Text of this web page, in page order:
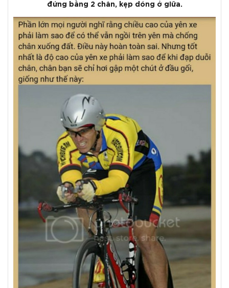
đứng bằng 2 chân, kẹp dóng ở giữa.